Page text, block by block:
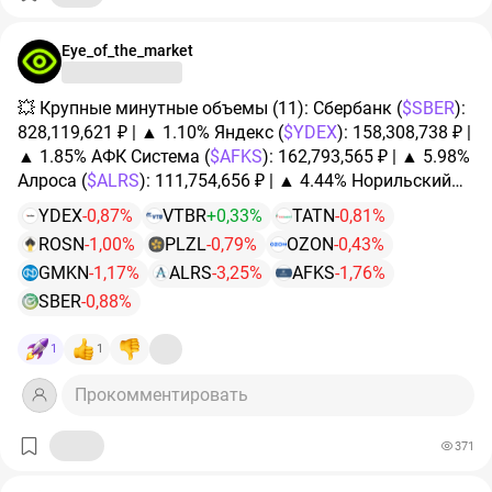
Мечела, но эти два эмитента дали мастер-класс по
Оправдано ли было нагнетание? Вряд ли.
В итоге, как мы видим, в таких прогнозах нет толку:
если они не сбываются, то оказываются просто
рыночным шумом, а если сбываются, то оказывается,
предположений.
$SMLT​$ALRS​$MTLR
Eye_of_the_market
💥 Крупные минутные объемы (11): Сбербанк ($SBER):
828,119,621 ₽ | ▲ 1.10% Яндекс ($YDEX): 158,308,738 ₽ |
▲ 1.85% АФК Система ($AFKS): 162,793,565 ₽ | ▲ 5.98%
Алроса ($ALRS): 111,754,656 ₽ | ▲ 4.44% Норильский
Никель ( $GMKN
): 122,485,657 ₽ | ▲ 1.78% OZON
$OZON): 154,049,494 ₽ | ▲ 2.02% Полюс Золото
$PLZL ): 203,769,946 ₽ | ▲ 3.74% Роснефть ($ROSN
184,307,598 ₽ | ▲ 1.73% Татнефть ($TATN): 133,746,587
₽ | ▲ 1.95% ВТБ (
YDEX-0,87% VTBR+0,33% TATN-0,81%
ROSN-1,00% PLZL-0,79% OZON-0,43%
GMKN-1,17% ALRS-3,25% AFKS-1,76%
SBER-0,88%
1 1
Прокомментировать
371